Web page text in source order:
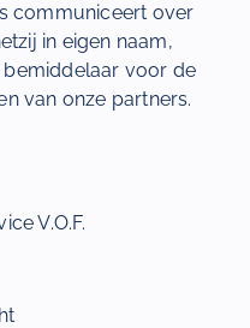
communiceert over
in eigen naam,
bemiddelaar voor de
van onze partners.
V.O.F.